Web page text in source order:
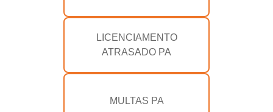
LICENCIAMENTO
ATRASADO PA
MULTAS PA